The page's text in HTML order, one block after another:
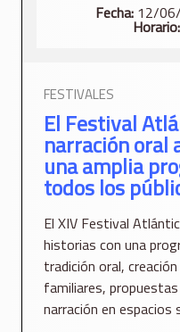
Fecha:12/
Horario:
FESTIVALES
El Festival
narración oral
una amplia
todos los
El XIV Festival
historias con una
tradición oral,
familiares,
narración en espacios